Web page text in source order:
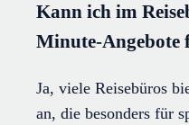
Kann ich im
Minute-Angebote
Ja, viele Reisebüros
an, die besonders für